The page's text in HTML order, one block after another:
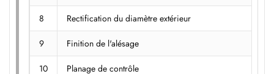
8 Rectification du diamètre extérieur
9 Finition de l'alésage
10 Planage de contrôle